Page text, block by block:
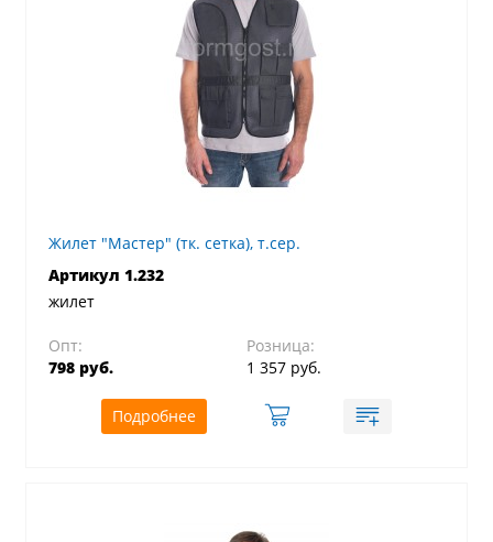
Жилет "Мастер" (тк. сетка), т.сер.
Артикул 1.232
жилет
Опт:
798 руб.
Розница:
1 357 руб.
Подробнее